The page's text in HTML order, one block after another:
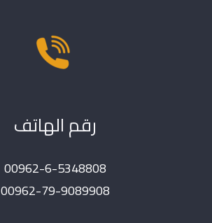
رقم الهاتف
00962-6-5348808
00962-79-9089908